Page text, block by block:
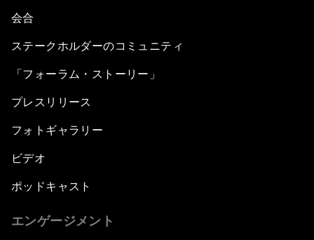
会合
ステークホルダーのコミュニティ
「フォーラム・ストーリー」
プレスリリース
フォトギャラリー
ビデオ
ポッドキャスト
エンゲージメント